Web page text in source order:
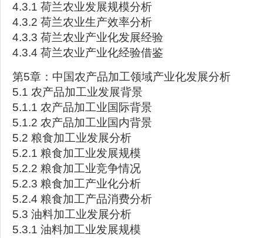
4.3.1 荷兰农业发展规模分析
4.3.2 荷兰农业生产效率分析
4.3.3 荷兰农业产业化发展经验
4.3.4 荷兰农业产业化经验借鉴
第5章：中国农产品加工领域产业化发展分析
5.1 农产品加工业发展背景
5.1.1 农产品加工业国际背景
5.1.2 农产品加工业国内背景
5.2 粮食加工业发展分析
5.2.1 粮食加工业发展规模
5.2.2 粮食加工业竞争情况
5.2.3 粮食加工产业化分析
5.2.4 粮食加工产品消费分析
5.3 油料加工业发展分析
5.3.1 油料加工业发展规模